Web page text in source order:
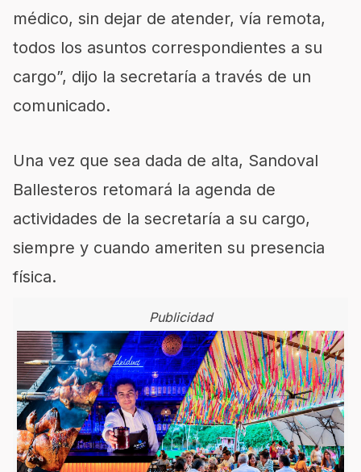
médico, sin dejar de atender, vía remota,
todos los asuntos correspondientes a su
cargo”, dijo la secretaría a través de un
comunicado.
Una vez que sea dada de alta, Sandoval
Ballesteros retomará la agenda de
actividades de la secretaría a su cargo,
siempre y cuando ameriten su presencia
física.
Publicidad